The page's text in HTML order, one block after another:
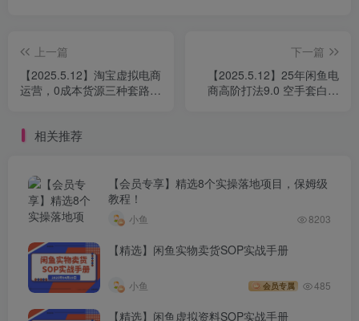
上一篇
【2025.5.12】淘宝虚拟电商
运营，0成本货源三种套路，
下一篇
【2025.5.12】25年闲鱼电
商高阶打法9.0 空手套白狼
相关推荐
【会员专享】精选8个实操落地项目，保姆级
教程！
小鱼 8203
【精选】闲鱼实物卖货SOP实战手册
小鱼 会员专属 485
【精选】闲鱼虚拟资料SOP实战手册